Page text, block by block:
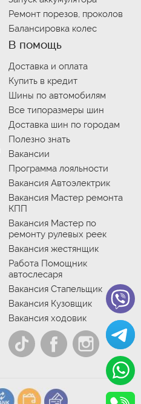
Ремонт порезов, проколов
Балансировка колес
В помощь
Доставка и оплата
Купить в кредит
Шины по автомобилям
Все типоразмеры шин
Доставка шин по городам
Полезно знать
Вакансии
Программа лояльности
Вакансия Автоэлектрик
Вакансия Мастер ремонта
КПП
Вакансия Мастер по
ремонту рулевых реек
Вакансия жестянщик
Работа Помощник
автослесаря
Вакансия Стапельщик
Вакансия Кузовщик
Вакансия ходовик